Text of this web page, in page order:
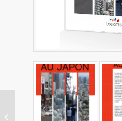
La Logistique Urbaine